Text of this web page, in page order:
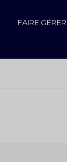
FAIRE GÉRER